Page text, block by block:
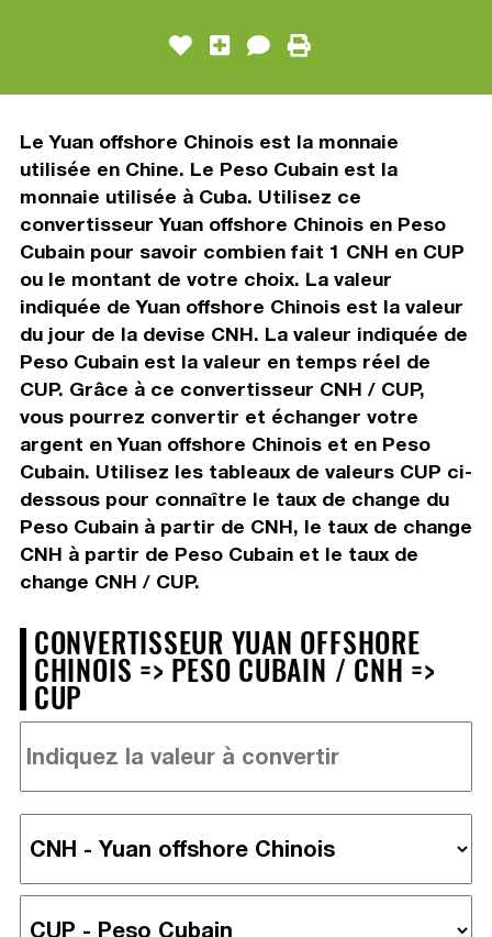
Le Yuan offshore Chinois est la monnaie
utilisée en Chine. Le Peso Cubain est la
monnaie utilisée à Cuba. Utilisez ce
convertisseur Yuan offshore Chinois en Peso
Cubain pour savoir combien fait 1 CNH en CUP
ou le montant de votre choix. La valeur
indiquée de Yuan offshore Chinois est la valeur
du jour de la devise CNH. La valeur indiquée de
Peso Cubain est la valeur en temps réel de
CUP. Grâce à ce convertisseur CNH / CUP,
vous pourrez convertir et échanger votre
argent en Yuan offshore Chinois et en Peso
Cubain. Utilisez les tableaux de valeurs CUP ci-
dessous pour connaître le taux de change du
Peso Cubain à partir de CNH, le taux de change
CNH à partir de Peso Cubain et le taux de
change CNH / CUP.
CONVERTISSEUR YUAN OFFSHORE
CHINOIS => PESO CUBAIN / CNH =>
CUP